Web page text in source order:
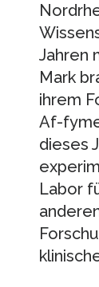
Jahren
Mark
ihrem
Af-
dieses
Labor